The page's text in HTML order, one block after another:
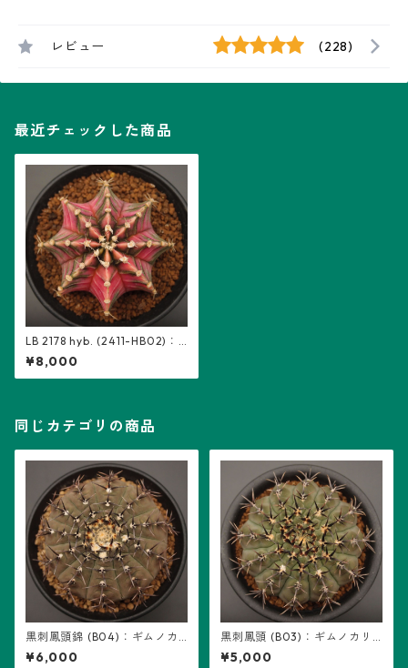
レビュー (228)
最近チェックした商品
LB 2178 hyb. (2411-HB02)：
ギムノカリキウム属 ※実生
¥8,000
同じカテゴリの商品
黒刺鳳頭錦 (B04)：ギムノカ
リキウム属 ※実生、地味斑
¥6,000
黒刺鳳頭 (B03)：ギムノカリ
キウム属 ※実生
¥5,000